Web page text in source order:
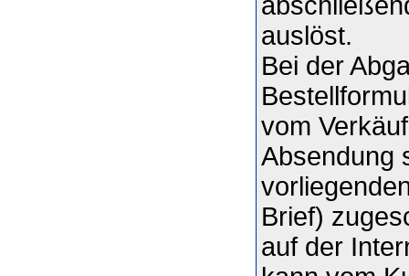
auslöst.
Bei der
vom
Absendung
Brief)
auf der